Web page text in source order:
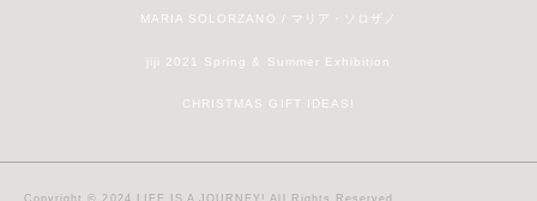
MARIA SOLORZANO / マリア・ソロザノ
jiji 2021 Spring & Summer Exhibition
CHRISTMAS GIFT IDEAS!
Copyright © 2024 LIFE IS A JOURNEY! All Rights Reserved.